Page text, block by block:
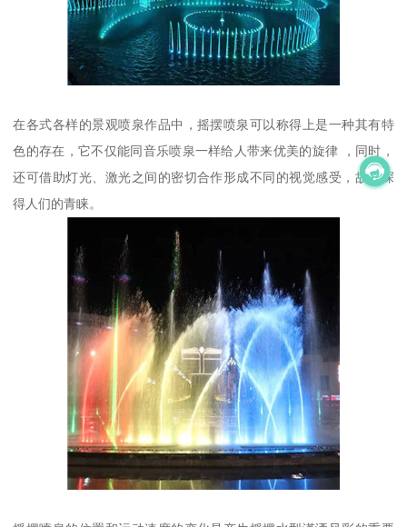
在各式各样的景观喷泉作品中，摇摆喷泉可以称得上是一种其有特
色的存在，它不仅能同音乐喷泉一样给人带来优美的旋律 ，同时，
还可借助灯光、激光之间的密切合作形成不同的视觉感受，故而深
得人们的青睐。